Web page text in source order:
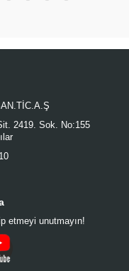
2419. Sok. No:155
etmeyi unutmayın!